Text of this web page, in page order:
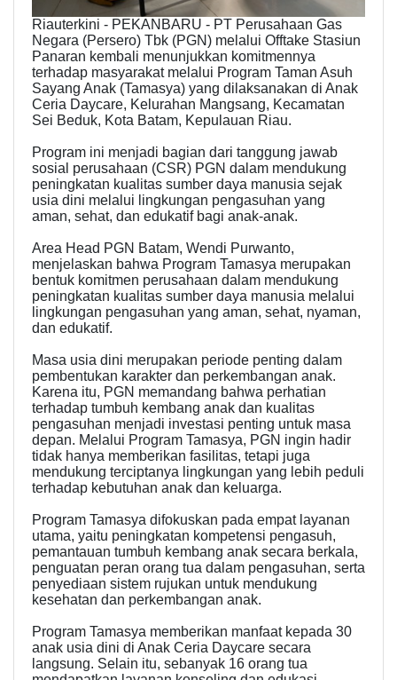
Riauterkini - PEKANBARU - PT Perusahaan Gas
Negara (Persero) Tbk (PGN) melalui Offtake Stasiun
Panaran kembali menunjukkan komitmennya
terhadap masyarakat melalui Program Taman Asuh
Sayang Anak (Tamasya) yang dilaksanakan di Anak
Ceria Daycare, Kelurahan Mangsang, Kecamatan
Sei Beduk, Kota Batam, Kepulauan Riau.
Program ini menjadi bagian dari tanggung jawab
sosial perusahaan (CSR) PGN dalam mendukung
peningkatan kualitas sumber daya manusia sejak
usia dini melalui lingkungan pengasuhan yang
aman, sehat, dan edukatif bagi anak-anak.
Area Head PGN Batam, Wendi Purwanto,
menjelaskan bahwa Program Tamasya merupakan
bentuk komitmen perusahaan dalam mendukung
peningkatan kualitas sumber daya manusia melalui
lingkungan pengasuhan yang aman, sehat, nyaman,
dan edukatif.
Masa usia dini merupakan periode penting dalam
pembentukan karakter dan perkembangan anak.
Karena itu, PGN memandang bahwa perhatian
terhadap tumbuh kembang anak dan kualitas
pengasuhan menjadi investasi penting untuk masa
depan. Melalui Program Tamasya, PGN ingin hadir
tidak hanya memberikan fasilitas, tetapi juga
mendukung terciptanya lingkungan yang lebih peduli
terhadap kebutuhan anak dan keluarga.
Program Tamasya difokuskan pada empat layanan
utama, yaitu peningkatan kompetensi pengasuh,
pemantauan tumbuh kembang anak secara berkala,
penguatan peran orang tua dalam pengasuhan, serta
penyediaan sistem rujukan untuk mendukung
kesehatan dan perkembangan anak.
Program Tamasya memberikan manfaat kepada 30
anak usia dini di Anak Ceria Daycare secara
langsung. Selain itu, sebanyak 16 orang tua